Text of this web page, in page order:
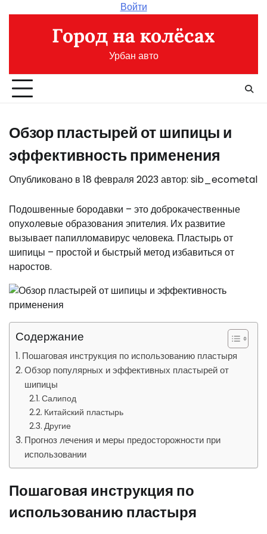
содержимому
Войти
Город на колёсах
Урбан авто
Обзор пластырей от шипицы и
эффективность применения
Опубликовано в 18 февраля 2023автор: sib_ecometal
Подошвенные бородавки – это доброкачественные
опухолевые образования эпителия. Их развитие
вызывает папилломавирус человека. Пластырь от
шипицы – простой и быстрый метод избавиться от
наростов.
Содержание
Пошаговая инструкция по использованию пластыря
Обзор популярных и эффективных пластырей от
шипицы
Салипод
Китайский пластырь
Другие
Прогноз лечения и меры предосторожности при
использовании
Пошаговая инструкция по
использованию пластыря